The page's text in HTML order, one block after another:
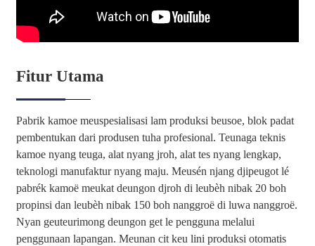
Fitur Utama
Pabrik kamoe meuspesialisasi lam produksi beusoe, blok padat
pembentukan dari produsen tuha profesional. Teunaga teknis
kamoe nyang teuga, alat nyang jroh, alat tes nyang lengkap,
teknologi manufaktur nyang maju. Meusén njang djipeugot lé
pabrék kamoë meukat deungon djroh di leubèh nibak 20 boh
propinsi dan leubèh nibak 150 boh nanggroë di luwa nanggroë.
Nyan geuteurimong deungon get le pengguna melalui
penggunaan lapangan. Meunan cit keu lini produksi otomatis